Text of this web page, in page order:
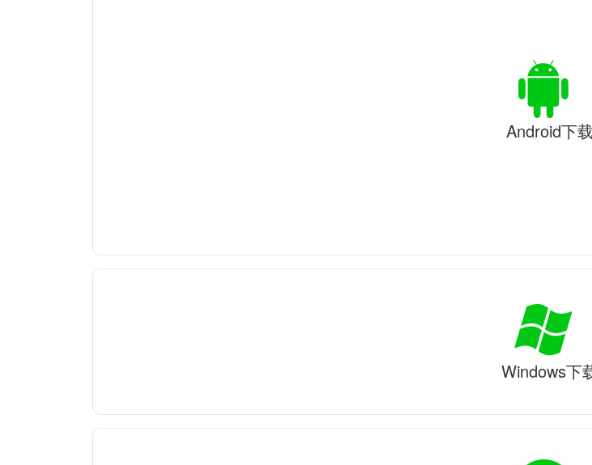
Android下载
Windows下